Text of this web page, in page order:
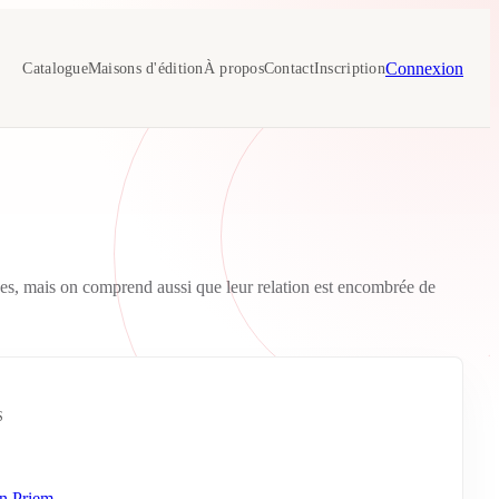
CatalogueMaisons d'édition À proposContactInscriptionConnexion
mais on comprend aussi que leur relation est encombrée de